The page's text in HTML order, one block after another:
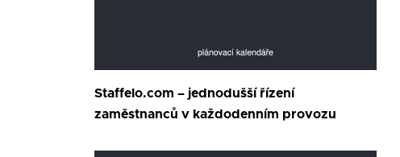
Staffelo.com – jednodušší řízení
zaměstnanců v každodenním provozu